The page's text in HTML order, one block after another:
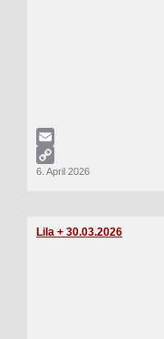
WhatsApp
Email
Copy
6. April 2026
Lila + 30.03.2026